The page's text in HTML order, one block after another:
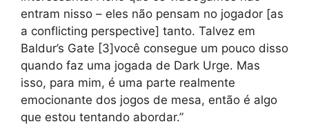
entram nisso – eles não pensam no jogador [as
a conflicting perspective] tanto. Talvez em
Baldur’s Gate [3]você consegue um pouco disso
quando faz uma jogada de Dark Urge. Mas
isso, para mim, é uma parte realmente
emocionante dos jogos de mesa, então é algo
que estou tentando abordar.”